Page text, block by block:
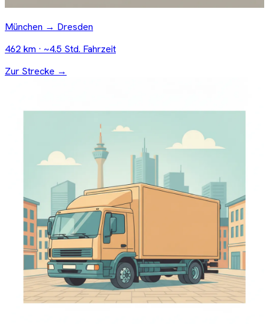
München → Dresden
462 km · ~4.5 Std. Fahrzeit
Zur Strecke →